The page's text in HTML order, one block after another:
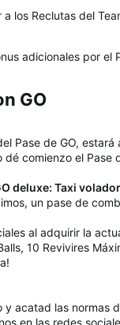
los Reclutas del
adicionales por
GO​
Pase de GO, estará
comienzo el Pase
deluxe: Taxi volador
un pase de
al adquirir la
10 Revivires
acatad las normas